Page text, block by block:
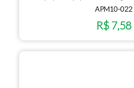
APM10-022
R$ 7,58